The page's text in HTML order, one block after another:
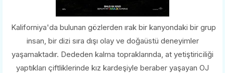
Kaliforniya'da bulunan gözlerden ırak bir kanyondaki bir grup
insan, bir dizi sıra dışı olay ve doğaüstü deneyimler
yaşamaktadır. Dededen kalma topraklarında, at yetiştiriciliği
yaptıkları çiftliklerinde kız kardeşiyle beraber yaşayan OJ